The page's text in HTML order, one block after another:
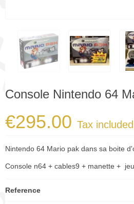
Console Nintendo 64
€295.00 Tax included
Nintendo 64 Mario pak dans sa boite
Console n64 + cables9 + manette +
Reference